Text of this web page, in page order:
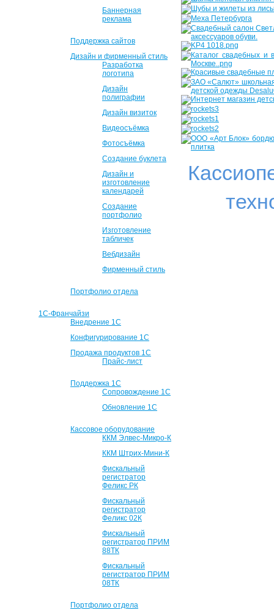
Баннерная
реклама
Поддержка сайтов
Дизайн и фирменный стиль
Разработка
логотипа
Дизайн
полиграфии
Дизайн визиток
Видеосъёмка
Фотосъёмка
Создание буклета
Дизайн и
изготовление
календарей
Создание
портфолио
Изготовление
табличек
Вебдизайн
Фирменный стиль
Портфолио отдела
1С-Франчайзи
Внедрение 1С
Конфигурирование 1С
Продажа продуктов 1С
Прайс-лист
Поддержка 1С
Сопровождение 1С
Обновление 1С
Кассовое оборудование
ККМ Элвес-Микро-К
ККМ Штрих-Мини-К
Фискальный
регистратор
Феликс РК
Фискальный
регистратор
Феликс 02К
Фискальный
регистратор ПРИМ
88ТК
Фискальный
регистратор ПРИМ
08ТК
Портфолио отдела